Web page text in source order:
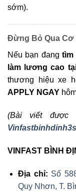
sớm).
Đừng Bỏ Qua Cơ
Nếu bạn đang tìm
làm lương cao
thương hiệu xe
APPLY NGAY
(Bài viết được
VINFAST BÌNH
Địa chỉ: Số
Quy Nhơn, T.